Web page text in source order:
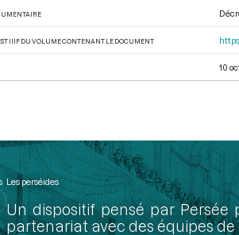
IIIF DU VOLUME CONTENANT LE DOCUMENT
10
Les perséides
Un dispositif pensé par
partenariat avec des équipes